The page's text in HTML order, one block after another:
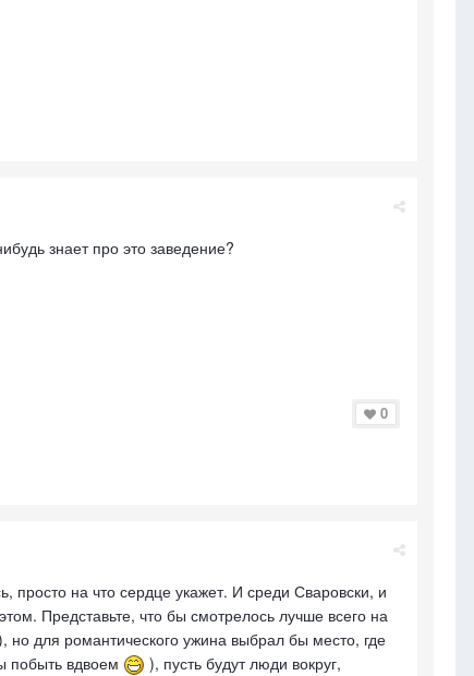
знает про это заведение?
0
на что сердце укажет. И среди Сваровски, и
Представьте, что бы смотрелось лучше всего на
для романтического ужина выбрал бы место, где
побыть вдвоем
), пусть будут люди вокруг,